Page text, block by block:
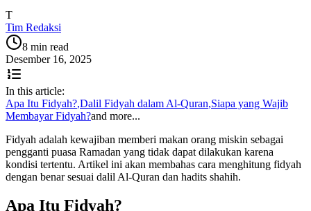
T
Tim Redaksi
8 min read
Desember 16, 2025
In this article:
Apa Itu Fidyah?,Dalil Fidyah dalam Al-Quran,Siapa yang Wajib
Membayar Fidyah?and more...
Fidyah adalah kewajiban memberi makan orang miskin sebagai
pengganti puasa Ramadan yang tidak dapat dilakukan karena
kondisi tertentu. Artikel ini akan membahas cara menghitung fidyah
dengan benar sesuai dalil Al-Quran dan hadits shahih.
Apa Itu Fidyah?